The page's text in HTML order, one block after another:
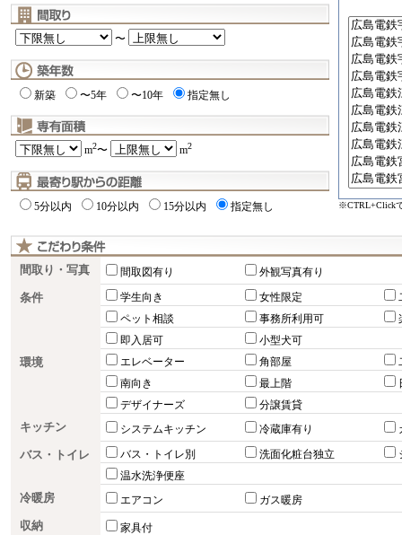
〜
新築 〜5年 〜10年 指定無し
m2〜 m2
5分以内 10分以内 15分以内 指定無し ※CTRL+Click
間取り・写真 間取図有り 外観写真有り
条件 学生向き 女性限定
ペット相談
事務所利用可
即入居可
小型犬可
環境 エレベーター 角部屋
南向き
最上階
デザイナーズ
分譲賃貸
キッチン システムキッチン 冷蔵庫有り
バス・トイレ バス・トイレ別 洗面化粧台独立
温水洗浄便座
冷暖房 エアコン ガス暖房
収納 家具付